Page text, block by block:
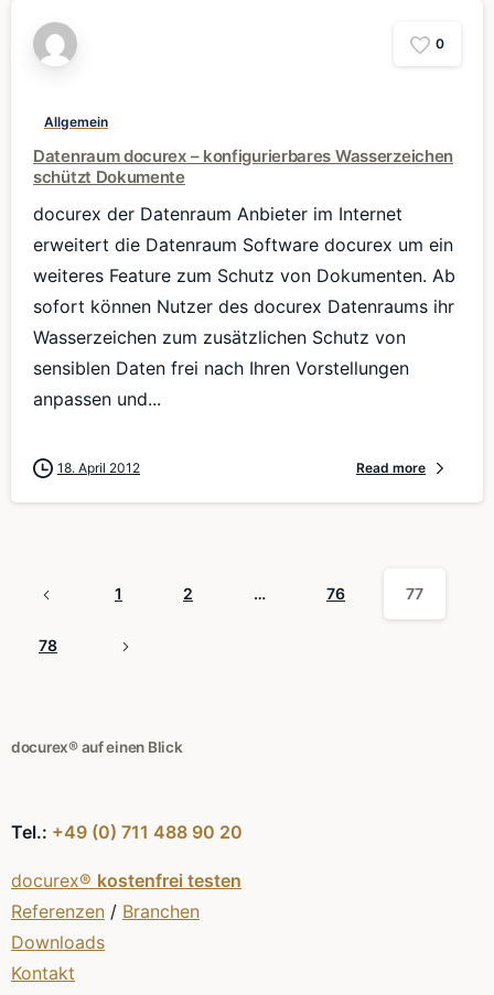
0
Allgemein
Datenraum docurex – konfigurierbares Wasserzeichen
schützt Dokumente
docurex der Datenraum Anbieter im Internet
erweitert die Datenraum Software docurex um ein
weiteres Feature zum Schutz von Dokumenten. Ab
sofort können Nutzer des docurex Datenraums ihr
Wasserzeichen zum zusätzlichen Schutz von
sensiblen Daten frei nach Ihren Vorstellungen
anpassen und...
18. April 2012 Read more
1 2 … 76 77
78
docurex® auf einen Blick
Tel.: +49 (0) 711 488 90 20
docurex® kostenfrei testen
Referenzen / Branchen
Downloads
Kontakt